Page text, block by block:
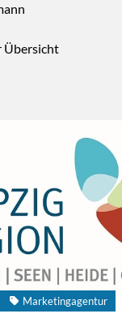
Übersicht
Marketingagentur